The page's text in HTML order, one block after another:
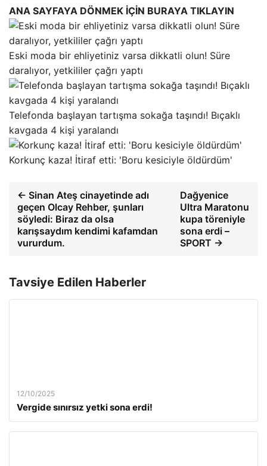
ANA SAYFAYA DÖNMEK İÇİN BURAYA TIKLAYIN
Eski moda bir ehliyetiniz varsa dikkatli olun! Süre
daralıyor, yetkililer çağrı yaptı
Telefonda başlayan tartışma sokağa taşındı! Bıçaklı
kavgada 4 kişi yaralandı
Korkunç kaza! İtiraf etti: 'Boru kesiciyle öldürdüm'
← Sinan Ateş cinayetinde adı
geçen Olcay Rehber, şunları
söyledi: Biraz da olsa
karışsaydım kendimi kafamdan
vururdum.
Dağyenice
Ultra Maratonu
kupa töreniyle
sona erdi –
SPORT →
Tavsiye Edilen Haberler
12/10/2025
Vergide sınırsız yetki sona erdi!